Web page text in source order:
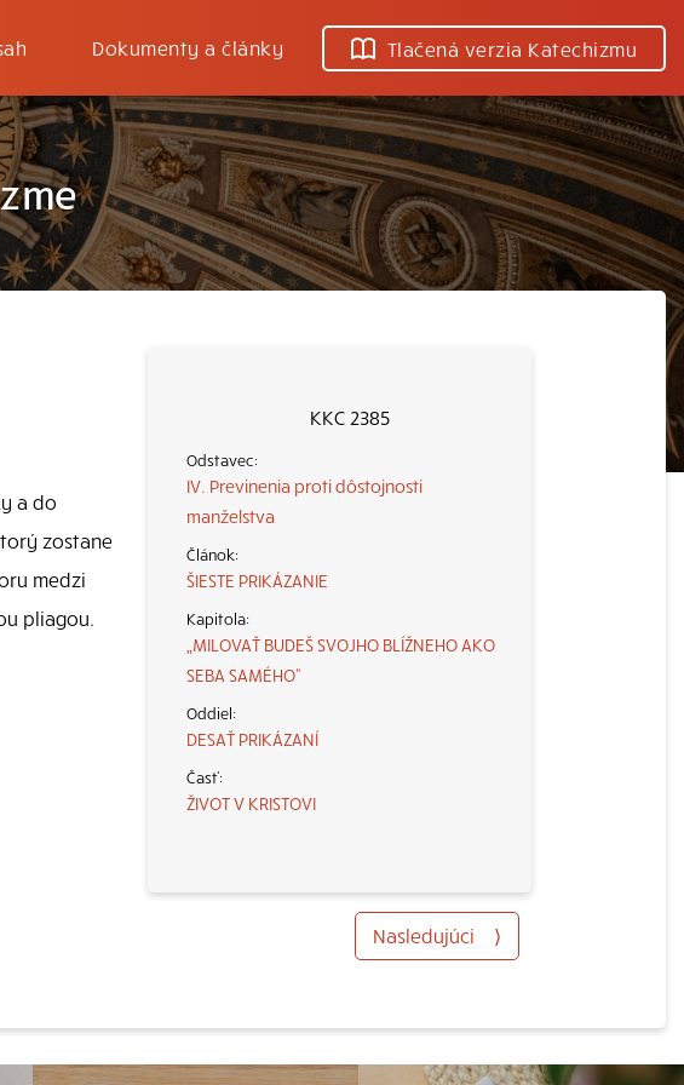
Dokumenty a články Tlačená verzia Katechizmu
KKC 2385
IV. Previnenia proti dôstojnosti
manželstva
ŠIESTE PRIKÁZANIE
„MILOVAŤ BUDEŠ SVOJHO BLÍŽNEHO AKO
SEBA SAMÉHO“
DESAŤ PRIKÁZANÍ
ŽIVOT V KRISTOVI
a do
zostane
medzi
pliagou.
Nasledujúci ⟩